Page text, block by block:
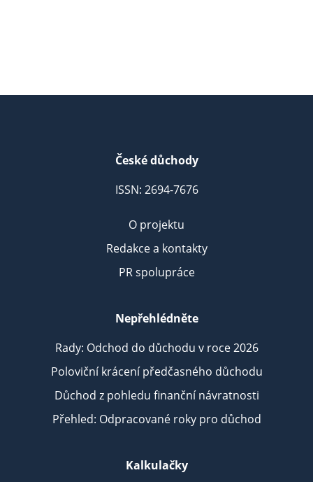
České důchody
ISSN: 2694-7676
O projektu
Redakce a kontakty
PR spolupráce
Nepřehlédněte
Rady: Odchod do důchodu v roce 2026
Poloviční krácení předčasného důchodu
Důchod z pohledu finanční návratnosti
Přehled: Odpracované roky pro důchod
Kalkulačky